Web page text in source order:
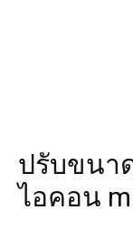
ปรับขนา
ไอคอน